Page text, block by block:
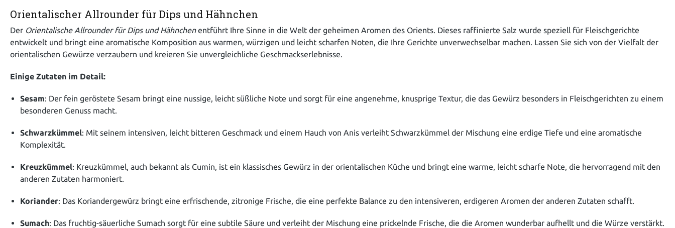
Orientalischer Allrounder für Dips und Hähnchen
Der Orientalische Allrounder für Dips und Hähnchenentführt Ihre Sinne in die Welt der geheimen Aromen des Orients. Dieses raffinierte Salz wurde speziell für Fleischgerichte
entwickelt und bringt eine aromatische Komposition aus warmen, würzigen und leicht scharfen Noten, die Ihre Gerichte unverwechselbar machen. Lassen Sie sich von der Vielfalt der
orientalischen Gewürze verzaubern und kreieren Sie unvergleichliche Geschmackserlebnisse.
Einige Zutaten im Detail:
Sesam: Der fein geröstete Sesam bringt eine nussige, leicht süßliche Note und sorgt für eine angenehme, knusprige Textur, die das Gewürz besonders in Fleischgerichten zu einem
besonderen Genuss macht.
Schwarzkümmel: Mit seinem intensiven, leicht bitteren Geschmack und einem Hauch von Anis verleiht Schwarzkümmel der Mischung eine erdige Tiefe und eine aromatische
Komplexität.
Kreuzkümmel: Kreuzkümmel, auch bekannt als Cumin, ist ein klassisches Gewürz in der orientalischen Küche und bringt eine warme, leicht scharfe Note, die hervorragend mit den
anderen Zutaten harmoniert.
Koriander: Das Koriandergewürz bringt eine erfrischende, zitronige Frische, die eine perfekte Balance zu den intensiveren, erdigeren Aromen der anderen Zutaten schafft.
Sumach: Das fruchtig-säuerliche Sumach sorgt für eine subtile Säure und verleiht der Mischung eine prickelnde Frische, die die Aromen wunderbar aufhellt und die Würze verstärkt.